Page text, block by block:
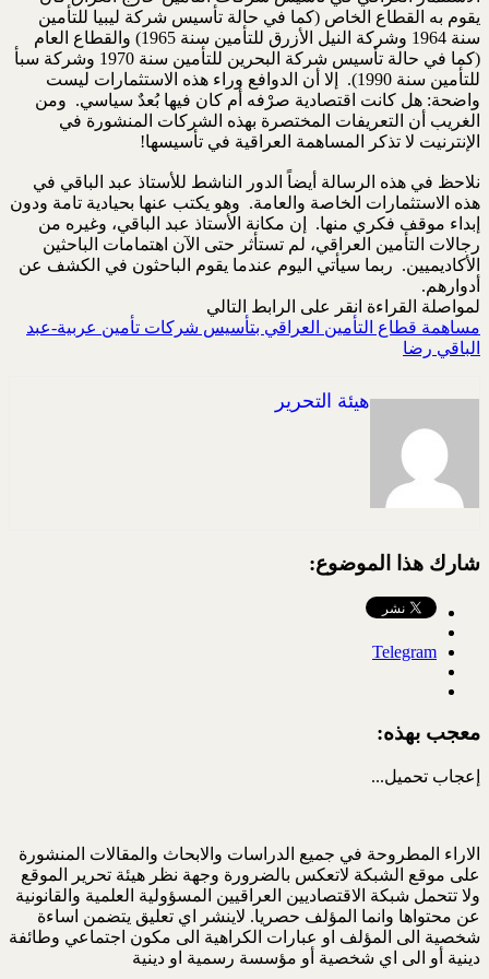
يقوم به القطاع الخاص (كما في حالة تأسيس شركة ليبيا للتأمين
سنة 1964 وشركة النيل الأزرق للتأمين سنة 1965) والقطاع العام
(كما في حالة تأسيس شركة البحرين للتأمين سنة 1970 وشركة سبأ
للتأمين سنة 1990). إلا أن الدوافع وراء هذه الاستثمارات ليست
واضحة: هل كانت اقتصادية صرْفه أم كان فيها بُعدٌ سياسي. ومن
الغريب أن التعريفات المختصرة بهذه الشركات المنشورة في
الإنترنيت لا تذكر المساهمة العراقية في تأسيسها!
نلاحظ في هذه الرسالة أيضاً الدور الناشط للأستاذ عبد الباقي في
هذه الاستثمارات الخاصة والعامة. وهو يكتب عنها بحيادية تامة ودون
إبداء موقف فكري منها. إن مكانة الأستاذ عبد الباقي، وغيره من
رجالات التأمين العراقي، لم تستأثر حتى الآن اهتمامات الباحثين
الأكاديميين. ربما سيأتي اليوم عندما يقوم الباحثون في الكشف عن
أدوارهم.
لمواصلة القراءة انقر على الرابط التالي
مساهمة قطاع التأمين العراقي بتأسيس شركات تأمين عربية-عبد
الباقي رضا
هيئة التحرير
شارك هذا الموضوع:
Telegram
معجب بهذه:
إعجاب تحميل...
الاراء المطروحة في جميع الدراسات والابحاث والمقالات المنشورة
على موقع الشبكة لاتعكس بالضرورة وجهة نظر هيئة تحرير الموقع
ولا تتحمل شبكة الاقتصاديين العراقيين المسؤولية العلمية والقانونية
عن محتواها وانما المؤلف حصريا. لاينشر اي تعليق يتضمن اساءة
شخصية الى المؤلف او عبارات الكراهية الى مكون اجتماعي وطائفة
دينية أو الى اي شخصية أو مؤسسة رسمية او دينية